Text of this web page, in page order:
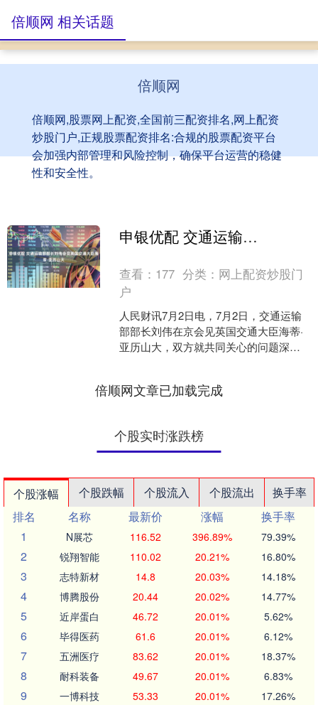
倍顺网
倍顺网,股票网上配资,全国前三配资排名,网上配资
炒股门户,正规股票配资排名:合规的股票配资平台
会加强内部管理和风险控制，确保平台运营的稳健
性和安全性。
倍顺网 相关话题
申银优配 交通运输部部长刘伟会见英国交通大臣海蒂·亚历山大
查看： 177 分类： 网上配资炒股门
户
人民财讯7月2日电，7月2日，交通运输
部部长刘伟在京会见英国交通大臣海蒂·
亚历山大，双方就共同关心的问题深入
倍顺网文章已加载完成
个股实时涨跌榜
个股涨幅 个股跌幅 个股流入 个股流出
换手率
排名
名称 最新价 涨幅
换手率
1
N展芯 116.52 396.89% 79.39%
2 锐翔智能 110.02 20.21% 16.80%
3 志特新材 14.8 20.03% 14.18%
4 博腾股份 20.44 20.02% 14.77%
5 近岸蛋白 46.72 20.01% 5.62%
6 毕得医药 61.6 20.01% 6.12%
7 五洲医疗 83.62 20.01% 18.37%
8 耐科装备 49.67 20.01% 6.83%
9 一博科技 53.33 20.01% 17.26%